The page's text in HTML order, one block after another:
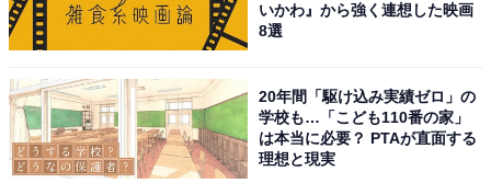
いかわ』から強く連想した映画
8選
20年間「駆け込み実績ゼロ」の
学校も…「こども110番の家」
は本当に必要？ PTAが直面する
理想と現実